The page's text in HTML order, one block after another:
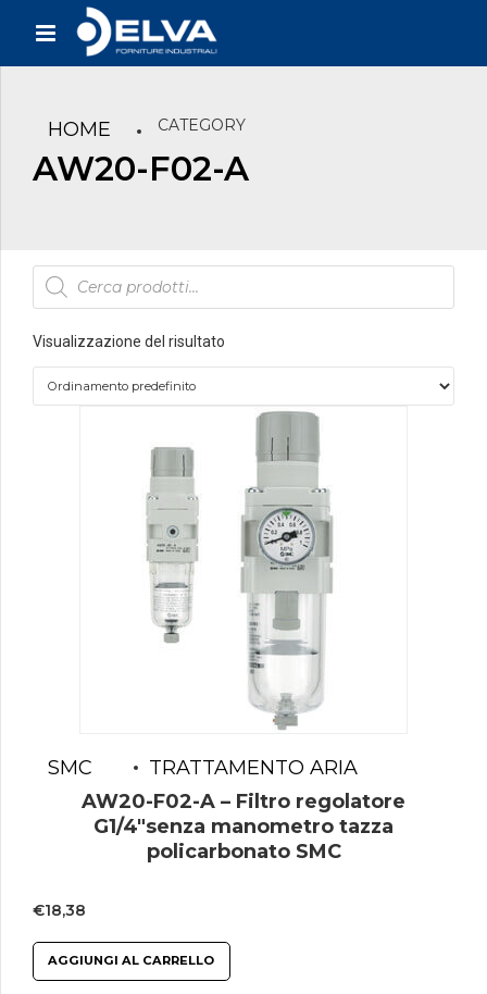
HOME CATEGORY
AW20-F02-A
Products
search
Visualizzazione del risultato
SMC
TRATTAMENTO ARIA
AW20-F02-A – Filtro regolatore
G1/4″senza manometro tazza
policarbonato SMC
€18,38
AGGIUNGI AL CARRELLO